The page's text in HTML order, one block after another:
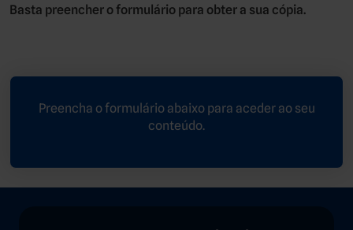
Basta preencher o formulário para obter a sua cópia.
Preencha o formulário abaixo para aceder ao seu
conteúdo.